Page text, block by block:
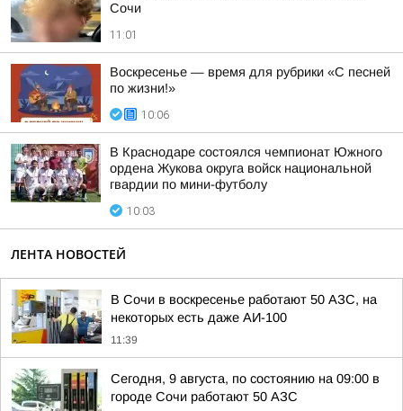
Сочи
11:01
Воскресенье — время для рубрики «С песней
по жизни!»
10:06
В Краснодаре состоялся чемпионат Южного
ордена Жукова округа войск национальной
гвардии по мини-футболу
10:03
ЛЕНТА НОВОСТЕЙ
В Сочи в воскресенье работают 50 АЗС, на
некоторых есть даже АИ-100
11:39
Сегодня, 9 августа, по состоянию на 09:00 в
городе Сочи работают 50 АЗС